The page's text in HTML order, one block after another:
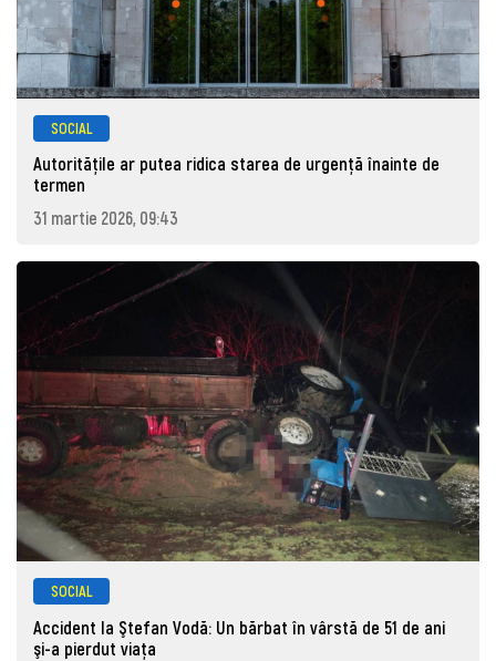
SOCIAL
Autoritățile ar putea ridica starea de urgență înainte de
termen
31 martie 2026, 09:43
SOCIAL
Accident la Ştefan Vodă: Un bărbat în vârstă de 51 de ani
şi-a pierdut viaţa